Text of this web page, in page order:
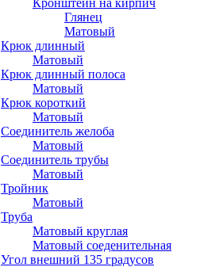
Кронштейн на кирпич
Глянец
Матовый
Крюк длинный
Матовый
Крюк длинный полоса
Матовый
Крюк короткий
Матовый
Соединитель желоба
Матовый
Соединитель трубы
Матовый
Тройник
Матовый
Труба
Матовый круглая
Матовый соеденительная
Угол внешний 135 градусов